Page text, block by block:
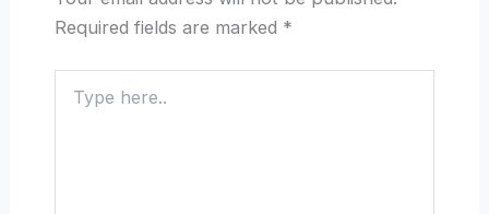
Required fields are marked *
here..